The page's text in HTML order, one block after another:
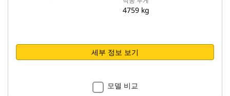
4759 kg
세부 정보 보기
모델 비교